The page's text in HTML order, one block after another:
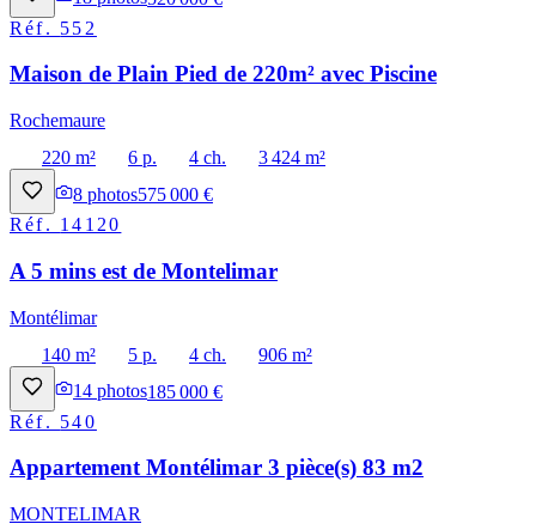
Réf. 552
Maison de Plain Pied de 220m² avec Piscine
Rochemaure
220 m²
6 p. 4 ch.
3 424 m²
8 photos575 000 €
Réf. 14120
A 5 mins est de Montelimar
Montélimar
140 m²
5 p. 4 ch.
906 m²
14 photos185 000 €
Réf. 540
Appartement Montélimar 3 pièce(s) 83 m2
MONTELIMAR